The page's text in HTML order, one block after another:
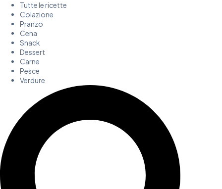
Tutte le ricette
Colazione
Pranzo
Cena
Snack
Dessert
Carne
Pesce
Verdure